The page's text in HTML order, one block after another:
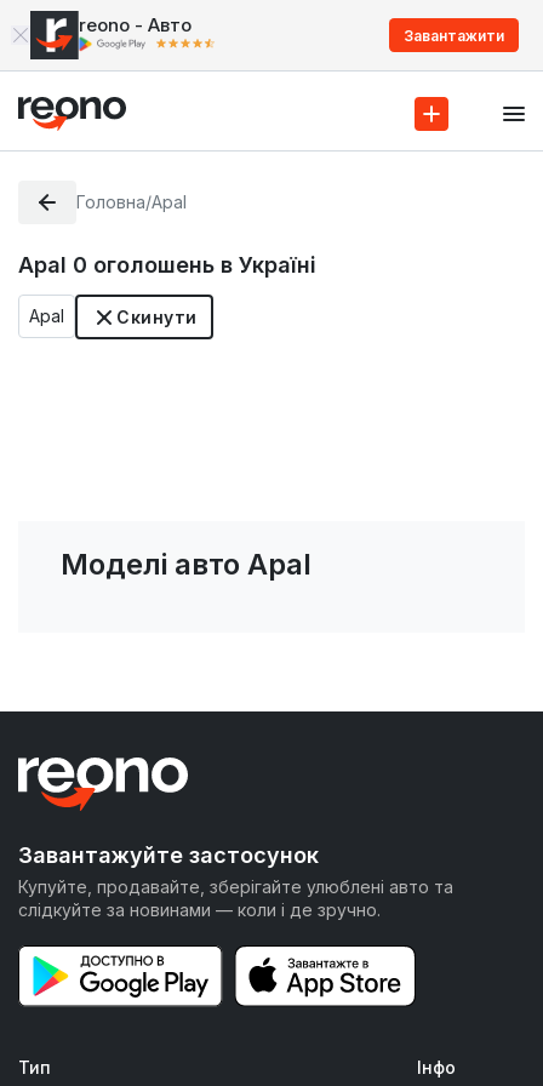
reono - Авто Завантажити
Головна/Apal
Apal 0 оголошень в Україні
Apal Скинути
Моделі авто Apal
Завантажуйте застосунок
Купуйте, продавайте, зберігайте улюблені авто та
слідкуйте за новинами — коли і де зручно.
Тип Інфо